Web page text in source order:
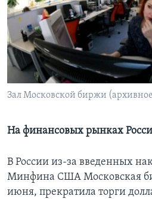
Learning English
СОЦИАЛЬНЫЕ СЕТИ
Зал Московской биржи
На финансовых рынках
В России из-за введенных
Минфина США Московская
июня, прекратила торги